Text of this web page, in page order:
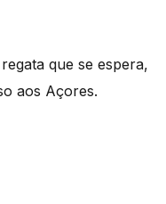
que se espera,
aos Açores.